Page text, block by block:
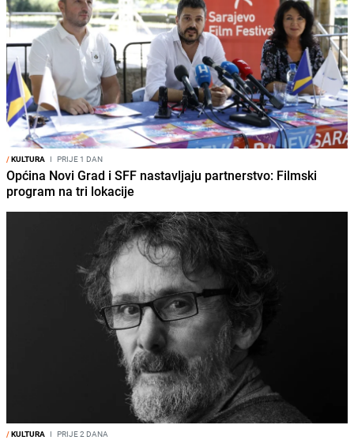
/KULTURA I PRIJE 1 DAN
Općina Novi Grad i SFF nastavljaju partnerstvo: Filmski
program na tri lokacije
/KULTURA I PRIJE 2 DANA